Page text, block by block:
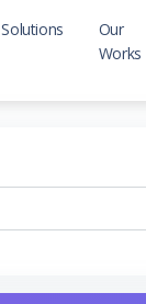
Solutions
Our
Works